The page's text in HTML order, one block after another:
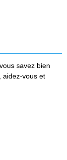
savez bien
aidez-vous et